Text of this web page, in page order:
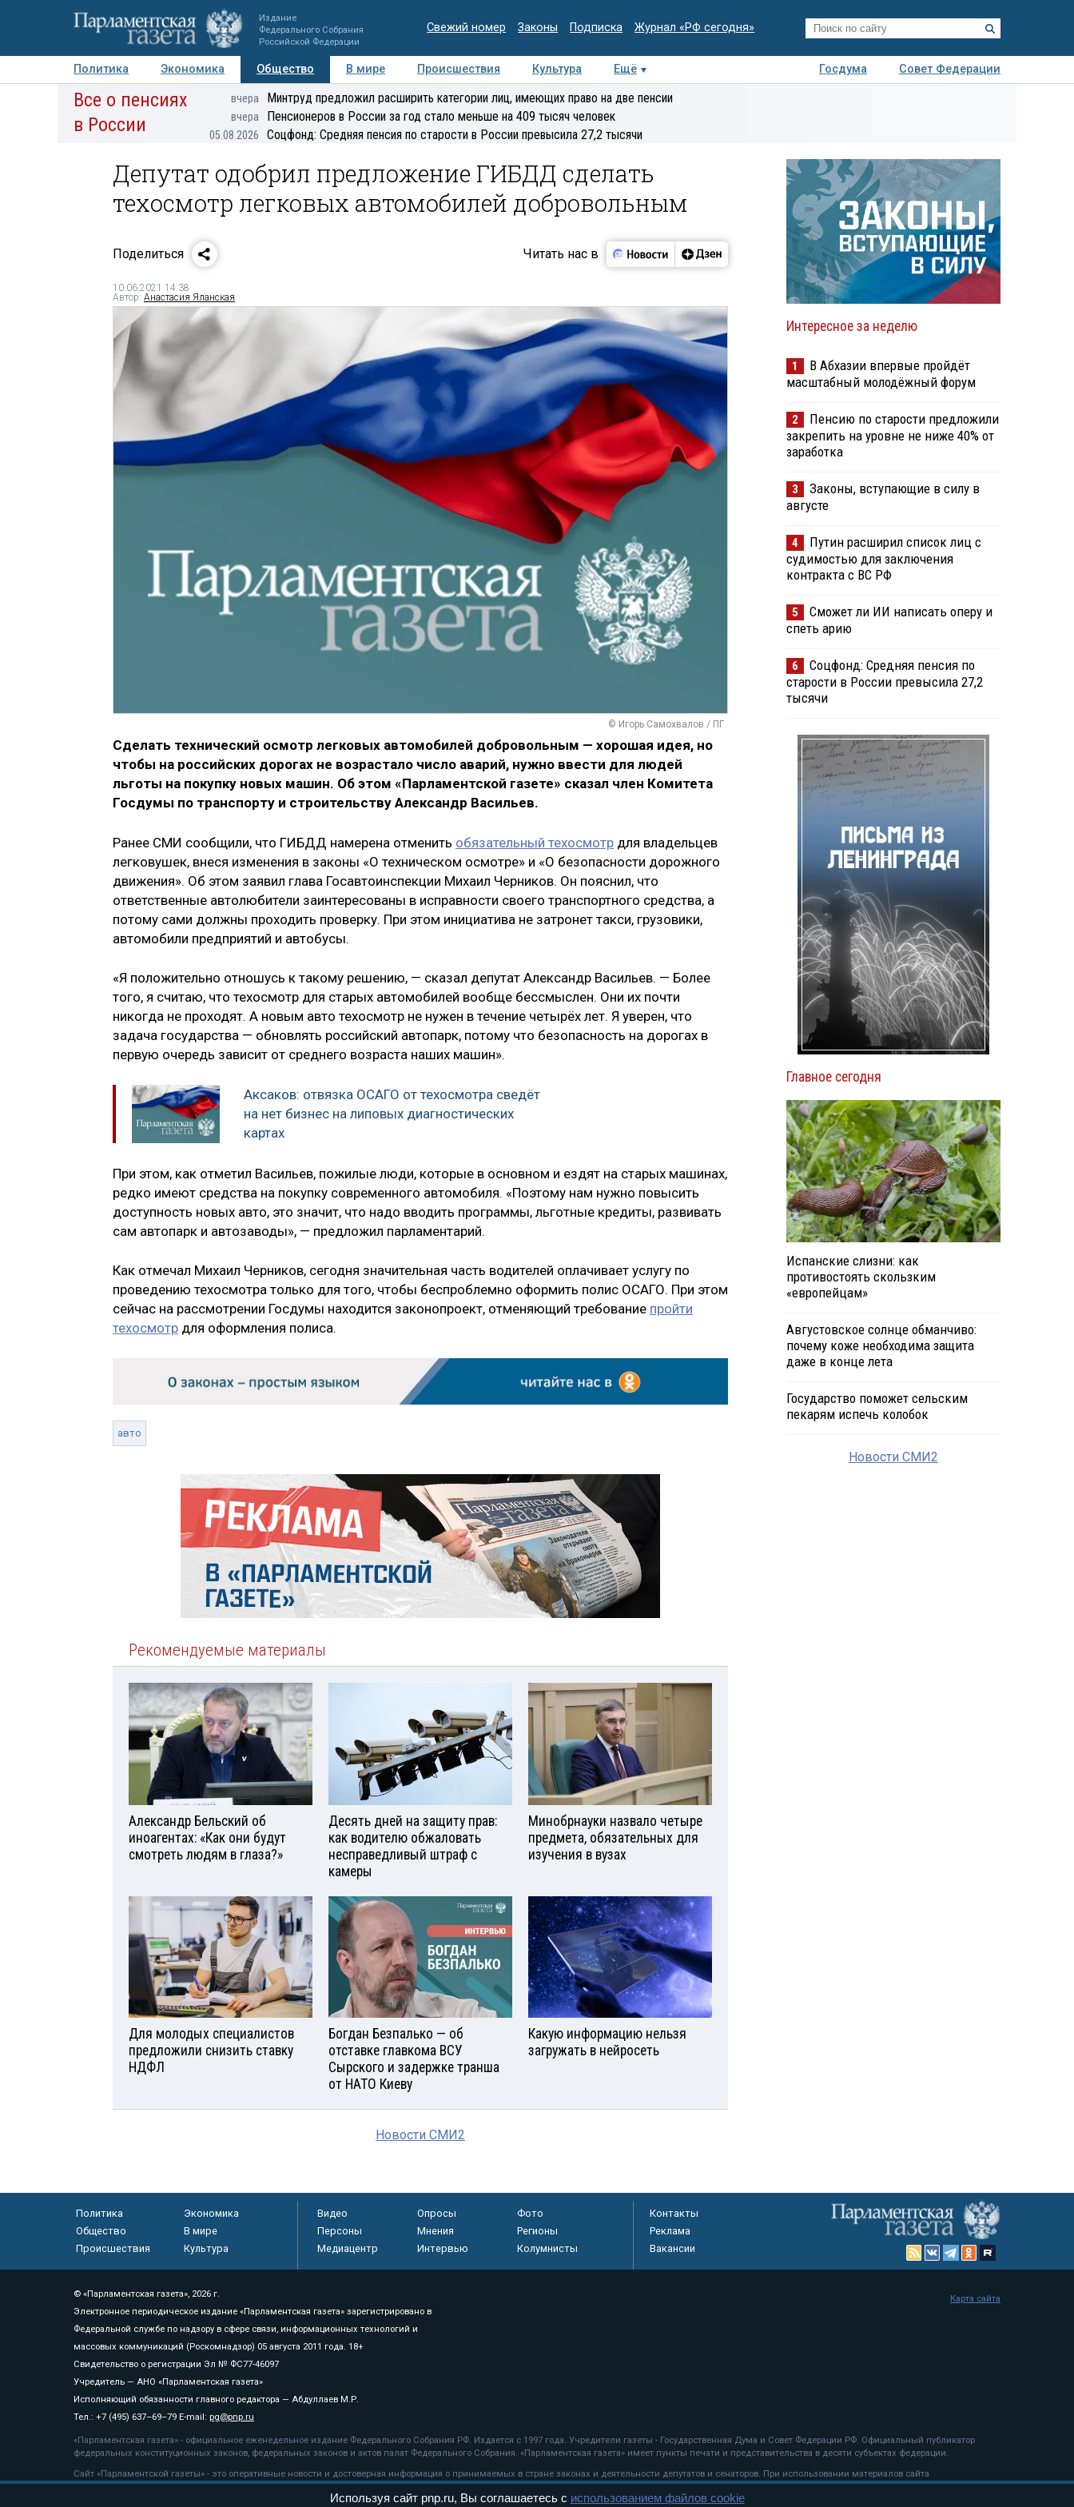
Издание
Федерального Собрания
Российской Федерации
Свежий номер Законы Подписка Журнал «РФ сегодня»
Политика Экономика Общество В мире Происшествия Культура Ещё Госдума
Совет Федерации
Авторы Персоны Мнения Регионы Медиацентр Интервью Колумнисты
Деловая
Все о пенсиях
в России
вчера Минтруд предложил расширить категории лиц, имеющих право на две пенсии
вчера Пенсионеров в России за год стало меньше на 409 тысяч человек
05.08.2026 Соцфонд: Средняя пенсия по старости в России превысила 27,2 тысячи
Депутат одобрил предложение ГИБДД сделать
техосмотр легковых автомобилей добровольным
Поделиться Читать нас в
10.06.2021 14:38
Автор: Анастасия Яланская
© Игорь Самохвалов / ПГ
Сделать технический осмотр легковых автомобилей добровольным — хорошая идея, но
чтобы на российских дорогах не возрастало число аварий, нужно ввести для людей
льготы на покупку новых машин. Об этом «Парламентской газете» сказал член Комитета
Госдумы по транспорту и строительству Александр Васильев.
Ранее СМИ сообщили, что ГИБДД намерена отменить обязательный техосмотр для владельцев
легковушек, внеся изменения в законы «О техническом осмотре» и «О безопасности дорожного
движения». Об этом заявил глава Госавтоинспекции Михаил Черников. Он пояснил, что
ответственные автолюбители заинтересованы в исправности своего транспортного средства, а
потому сами должны проходить проверку. При этом инициатива не затронет такси, грузовики,
автомобили предприятий и автобусы.
«Я положительно отношусь к такому решению, — сказал депутат Александр Васильев. — Более
того, я считаю, что техосмотр для старых автомобилей вообще бессмыслен. Они их почти
никогда не проходят. А новым авто техосмотр не нужен в течение четырёх лет. Я уверен, что
задача государства — обновлять российский автопарк, потому что безопасность на дорогах в
первую очередь зависит от среднего возраста наших машин».
Аксаков: отвязка ОСАГО от техосмотра сведёт
на нет бизнес на липовых диагностических
картах
При этом, как отметил Васильев, пожилые люди, которые в основном и ездят на старых машинах,
редко имеют средства на покупку современного автомобиля. «Поэтому нам нужно повысить
доступность новых авто, это значит, что надо вводить программы, льготные кредиты, развивать
сам автопарк и автозаводы», — предложил парламентарий.
Как отмечал Михаил Черников, сегодня значительная часть водителей оплачивает услугу по
проведению техосмотра только для того, чтобы беспроблемно оформить полис ОСАГО. При этом
сейчас на рассмотрении Госдумы находится законопроект, отменяющий требование пройти
техосмотр для оформления полиса.
авто
Рекомендуемые материалы
Александр Бельский об
иноагентах: «Как они будут
смотреть людям в глаза?»
Десять дней на защиту прав:
как водителю обжаловать
несправедливый штраф с
камеры
Минобрнауки назвало четыре
предмета, обязательных для
изучения в вузах
Для молодых специалистов
предложили снизить ставку
НДФЛ
Богдан Безпалько — об
отставке главкома ВСУ
Сырского и задержке транша
от НАТО Киеву
Какую информацию нельзя
загружать в нейросеть
Новости СМИ2
Интересное за неделю
1
В Абхазии впервые пройдёт
масштабный молодёжный форум
2
Пенсию по старости предложили
закрепить на уровне не ниже 40% от
заработка
3
Законы, вступающие в силу в
августе
4
Путин расширил список лиц с
судимостью для заключения
контракта с ВС РФ
5
Сможет ли ИИ написать оперу и
спеть арию
6
Соцфонд: Средняя пенсия по
старости в России превысила 27,2
тысячи
Главное сегодня
Испанские слизни: как
противостоять скользким
«европейцам»
Августовское солнце обманчиво:
почему коже необходима защита
даже в конце лета
Государство поможет сельским
пекарям испечь колобок
Новости СМИ2
Политика
Экономика
Общество
В мире
Происшествия
Культура
Видео Опросы
Фото
Персоны
Мнения
Регионы
Медиацентр
Интервью Колумнисты
Контакты
Реклама
Вакансии
© «Парламентская газета», 2026 г.
Электронное периодическое издание «Парламентская газета» зарегистрировано в
Федеральной службе по надзору в сфере связи, информационных технологий и
массовых коммуникаций (Роскомнадзор) 05 августа 2011 года. 18+
Свидетельство о регистрации Эл № ФС77-46097
Учредитель — АНО «Парламентская газета»
Исполняющий обязанности главного редактора — Абдуллаев М.Р.
Тел.: +7 (495) 637–69–79 E-mail: pg@pnp.ru
«Парламентская газета» - официальное еженедельное издание Федерального Собрания РФ. Издается с 1997 года. Учредители газеты - Государственная Дума и Совет Федерации РФ. Официальный публикатор
федеральных конституционных законов, федеральных законов и актов палат Федерального Собрания. «Парламентская газета» имеет пункты печати и представительства в десяти субъектах федерации.
Сайт «Парламентской газеты» - это оперативные новости и достоверная информация о принимаемых в стране законах и деятельности депутатов и сенаторов. При использовании материалов сайта
«Парламентской газеты» активная ссылка на pnp.ru обязательна.
Карта сайта
Используя сайт pnp.ru, Вы соглашаетесь с использованием файлов cookie